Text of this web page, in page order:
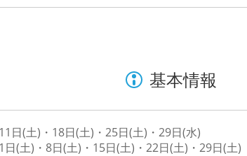
基本情報
日(土)・18日(土)・25日(土)・29日(水)
日(土)・8日(土)・15日(土)・22日(土)・29日(土)